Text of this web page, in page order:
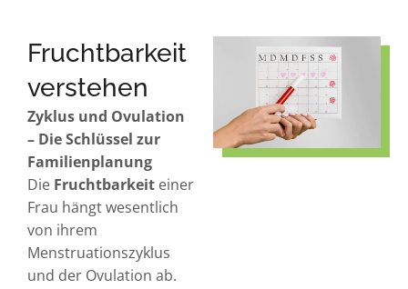
Fruchtbarkeit
verstehen
Zyklus und Ovulation
– Die Schlüssel zur
Familienplanung
Die Fruchtbarkeit einer
Frau hängt wesentlich
von ihrem
Menstruationszyklus
und der Ovulation ab.